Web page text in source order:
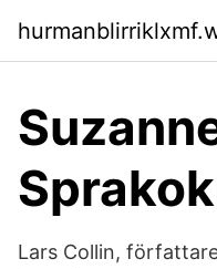
Lars Collin,